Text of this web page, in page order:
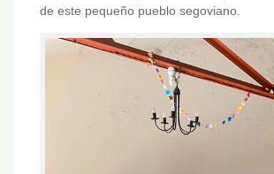
de este pequeño pueblo segoviano.